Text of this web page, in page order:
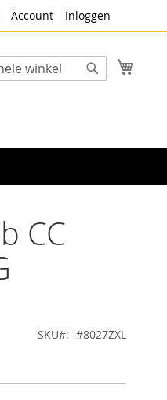
Account Inloggen
CC
SKU #8027ZXL